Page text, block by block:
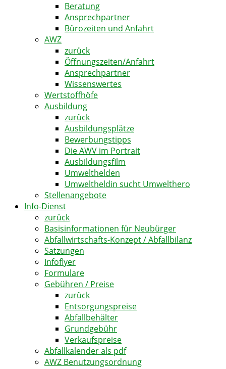
Beratung
Ansprechpartner
Bürozeiten und Anfahrt
AWZ
zurück
Öffnungszeiten/Anfahrt
Ansprechpartner
Wissenswertes
Wertstoffhöfe
Ausbildung
zurück
Ausbildungsplätze
Bewerbungstipps
Die AWV im Portrait
Ausbildungsfilm
Umwelthelden
Umweltheldin sucht Umwelthero
Stellenangebote
Info-Dienst
zurück
Basisinformationen für Neubürger
Abfallwirtschafts-Konzept / Abfallbilanz
Satzungen
Infoflyer
Formulare
Gebühren / Preise
zurück
Entsorgungspreise
Abfallbehälter
Grundgebühr
Verkaufspreise
Abfallkalender als pdf
AWZ Benutzungsordnung